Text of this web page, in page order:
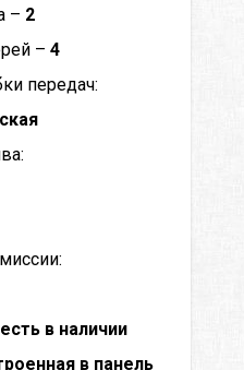
– 2
– 4
передач:
есть в наличии
в панель